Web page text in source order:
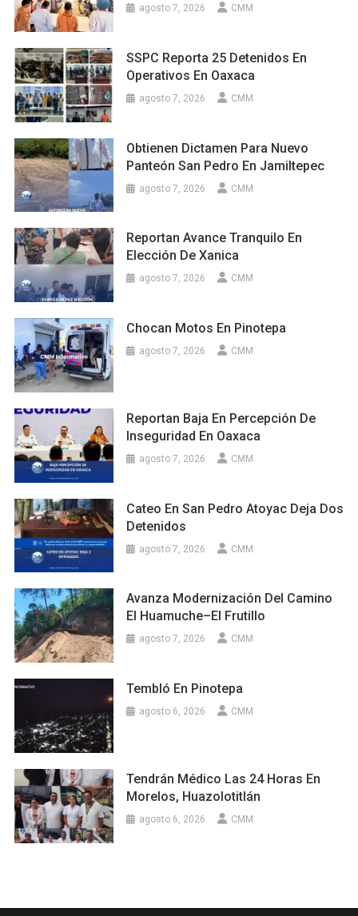
agosto 7, 2026 CMM
SSPC Reporta 25 Detenidos En
Operativos En Oaxaca
agosto 7, 2026 CMM
Obtienen Dictamen Para Nuevo
Panteón San Pedro En Jamiltepec
agosto 7, 2026 CMM
Reportan Avance Tranquilo En
Elección De Xanica
agosto 7, 2026 CMM
Chocan Motos En Pinotepa
agosto 7, 2026 CMM
Reportan Baja En Percepción De
Inseguridad En Oaxaca
agosto 7, 2026 CMM
Cateo En San Pedro Atoyac Deja Dos
Detenidos
agosto 7, 2026 CMM
Avanza Modernización Del Camino
El Huamuche–El Frutillo
agosto 7, 2026 CMM
Tembló En Pinotepa
agosto 6, 2026 CMM
Tendrán Médico Las 24 Horas En
Morelos, Huazolotitlán
agosto 6, 2026 CMM